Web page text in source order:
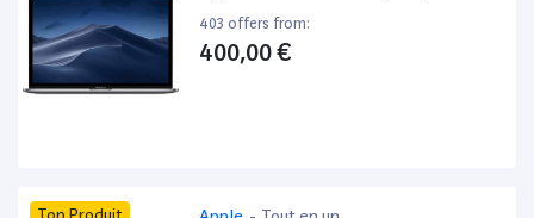
403 offers from:
400,00 €
Top Produit